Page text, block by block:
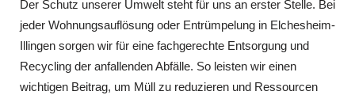
Der Schutz unserer Umwelt steht für uns an erster Stelle. Bei
jeder Wohnungsauflösung oder Entrümpelung in Elchesheim-
Illingen sorgen wir für eine fachgerechte Entsorgung und
Recycling der anfallenden Abfälle. So leisten wir einen
wichtigen Beitrag, um Müll zu reduzieren und Ressourcen